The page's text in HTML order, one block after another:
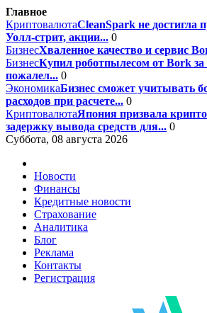
Главное
КриптовалютаCleanSpark не достигла
Уолл-стрит, акции... 0
БизнесХваленное качество и сервис
БизнесКупил роботпылесом от Bork за
пожалел... 0
ЭкономикаБизнес сможет учитывать
расходов при расчете... 0
КриптовалютаЯпония призвала
задержку вывода средств для... 0
Суббота, 08 августа 2026
Новости
Финансы
Кредитные новости
Страхование
Аналитика
Блог
Реклама
Контакты
Регистрация